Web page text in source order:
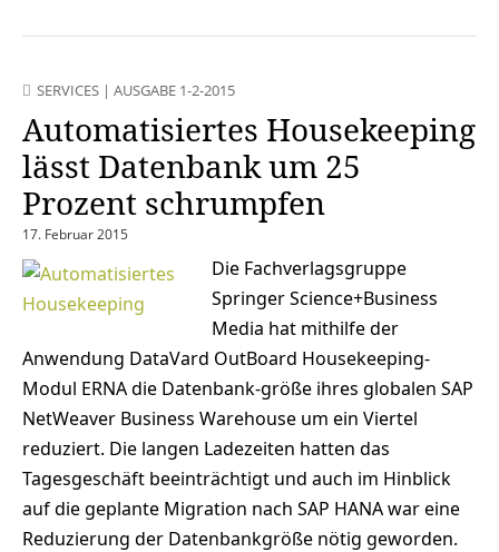
SERVICES | AUSGABE 1-2-2015
Automatisiertes Housekeeping
lässt Datenbank um 25
Prozent schrumpfen
17. Februar 2015
Die Fachverlagsgruppe
Springer Science+Business
Media hat mithilfe der
Anwendung DataVard OutBoard Housekeeping-
Modul ERNA die Datenbank-größe ihres globalen SAP
NetWeaver Business Warehouse um ein Viertel
reduziert. Die langen Ladezeiten hatten das
Tagesgeschäft beeinträchtigt und auch im Hinblick
auf die geplante Migration nach SAP HANA war eine
Reduzierung der Datenbankgröße nötig geworden.